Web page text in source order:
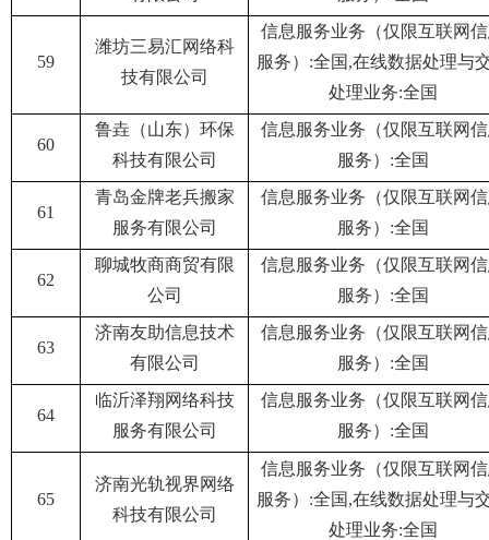
59
潍坊三易汇网络科
技有限公司
信息服务业务（仅限互联网
服务）:全国,在线数据处理与
处理业务:全国
60
鲁垚（山东）环保
科技有限公司
信息服务业务（仅限互联网
服务）:全国
61
青岛金牌老兵搬家
服务有限公司
信息服务业务（仅限互联网
服务）:全国
62
聊城牧商商贸有限
公司
信息服务业务（仅限互联网
服务）:全国
63
济南友助信息技术
有限公司
信息服务业务（仅限互联网
服务）:全国
64
临沂泽翔网络科技
服务有限公司
信息服务业务（仅限互联网
服务）:全国
65
济南光轨视界网络
科技有限公司
信息服务业务（仅限互联网
服务）:全国,在线数据处理与
处理业务:全国